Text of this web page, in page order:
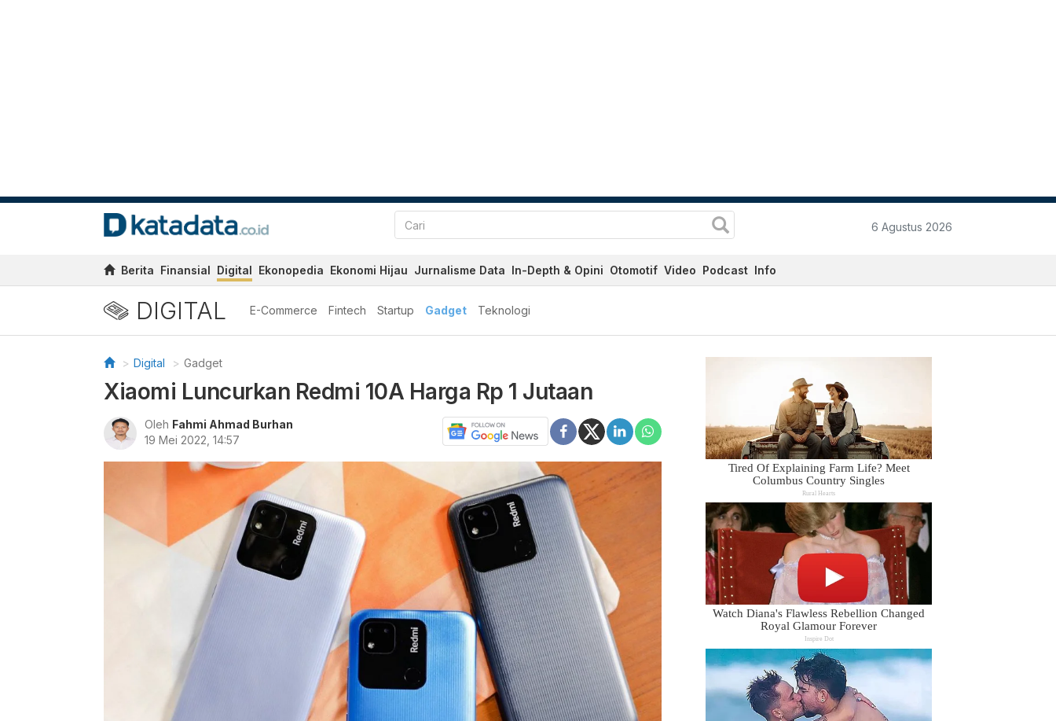
6 Agustus 2026
Berita Finansial Digital Ekonopedia Ekonomi Hijau Jurnalisme Data In-Depth & Opini Otomotif Video Podcast Info
DIGITAL E-Commerce Fintech Startup Gadget Teknologi
Digital Gadget
Xiaomi Luncurkan Redmi 10A Harga Rp 1 Jutaan
Oleh Fahmi Ahmad Burhan
19 Mei 2022, 14:57